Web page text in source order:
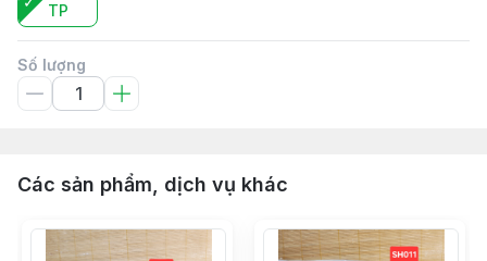
TP
Số lượng
Các sản phẩm, dịch vụ khác